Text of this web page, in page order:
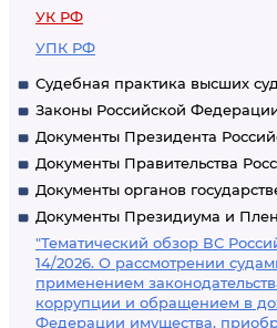
УК РФ
УПК РФ
Судебная практика высших
Законы Российской
Документы Президента
Документы Правительства
Документы органов
Документы Президиума и
"Тематический обзор ВС
14/2026. О рассмотрении
применением
коррупции и обращением в
Федерации имущества,